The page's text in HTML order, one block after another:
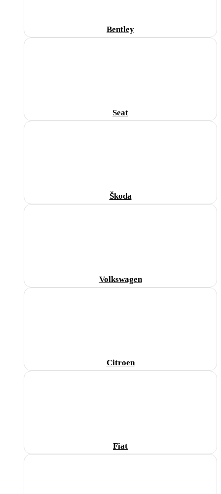
Bentley
Seat
Škoda
Volkswagen
Citroen
Fiat